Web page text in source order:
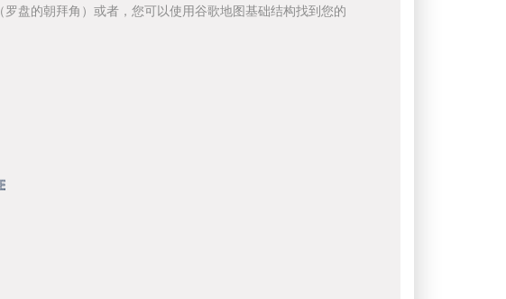
盘的朝拜角）或者，您可以使用谷歌地图基础结构找到您的